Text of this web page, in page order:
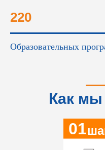
220
Образовательных
Как мы
01